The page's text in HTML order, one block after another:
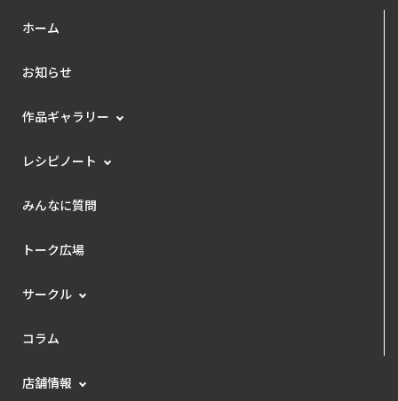
ホーム
お知らせ
作品ギャラリー
レシピノート
みんなに質問
トーク広場
サークル
コラム
店舗情報